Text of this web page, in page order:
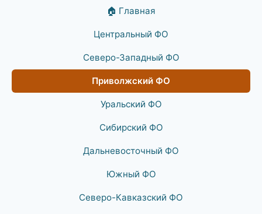
🏠 Главная
Центральный ФО
Северо-Западный ФО
Приволжский ФО
Уральский ФО
Сибирский ФО
Дальневосточный ФО
Южный ФО
Северо-Кавказский ФО